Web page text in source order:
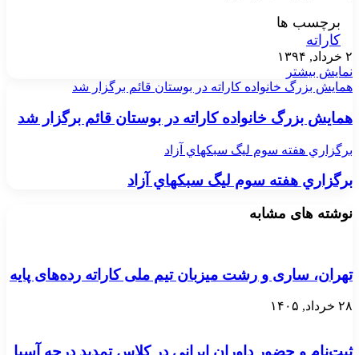
برچسب ها
کاراته
۲ خرداد, ۱۳۹۴
نمایش بیشتر
همایش بزرگ خانواده کاراته در بوستان قائم برگزار شد
همایش بزرگ خانواده کاراته در بوستان قائم برگزار شد
برگزاري هفته سوم ليگ سبكهاي آزاد
برگزاري هفته سوم ليگ سبكهاي آزاد
نوشته های مشابه
تهران، ساری و رشت میزبان تیم ملی کاراته رده‌های پایه
۲۸ خرداد, ۱۴۰۵
ثبت‌نام و حضور داوران ایرانی در کلاس تمدید درجه آسیا